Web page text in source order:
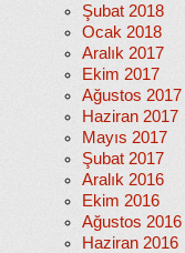
Şubat 2018
Ocak 2018
Aralık 2017
Ekim 2017
Ağustos 2017
Haziran 2017
Mayıs 2017
Şubat 2017
Aralık 2016
Ekim 2016
Ağustos 2016
Haziran 2016